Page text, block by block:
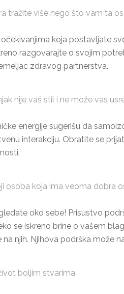
tražite više nego što vam ta
koja postavljate
razgovarajte o svojim
zdravog partnerstva.
nije vaš stil i ne može vas
energije sugerišu da
interakciju. Obratite se
osoba koja ima veoma dobra
oko sebe! Prisustvo
se iskreno brine o vašem
njih. Njihova podrška može
boljim stvarima